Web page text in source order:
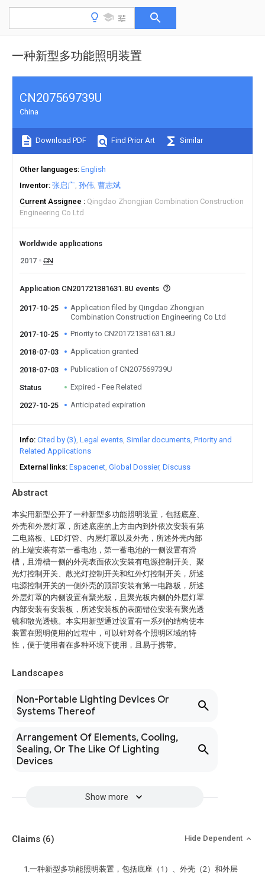
一种新型多功能照明装置
Abstract
本实用新型公开了一种新型多功能照明装置，包括底座、
外壳和外层灯罩，所述底座的上方由内到外依次安装有第
二电路板、LED灯管、内层灯罩以及外壳，所述外壳内部
的上端安装有第一蓄电池，第一蓄电池的一侧设置有滑
槽，且滑槽一侧的外壳表面依次安装有电源控制开关、聚
光灯控制开关、散光灯控制开关和红外灯控制开关，所述
电源控制开关的一侧外壳的顶部安装有第一电路板，所述
外层灯罩的内侧设置有聚光板，且聚光板内侧的外层灯罩
内部安装有安装板，所述安装板的表面错位安装有聚光透
镜和散光透镜。本实用新型通过设置有一系列的结构使本
装置在照明使用的过程中，可以针对各个照明区域的特
性，便于使用者在多种环境下使用，且易于携带。
Landscapes
Non-Portable Lighting Devices Or
Systems Thereof
Arrangement Of Elements, Cooling,
Sealing, Or The Like Of Lighting
Devices
Show more
CN207569739U
China
Download PDF Find Prior Art Similar
Other languages English
Inventor 张启广 孙伟 曹志斌
Current Assignee
Qingdao Zhongjian Combination Construction
Engineering Co Ltd
Worldwide applications
2017
CN
Application CN201721381631.8U events
2017-10-25
Application filed by Qingdao Zhongjian
Combination Construction Engineering Co Ltd
2017-10-25
Priority to CN201721381631.8U
2018-07-03 Application granted
2018-07-03 Publication of CN207569739U
Status Expired - Fee Related
2027-10-25 Anticipated expiration
Info Cited by (3) Legal events Similar documents Priority and
Related Applications
External links Espacenet Global Dossier Discuss
Claims (6) Hide Dependent
1.一种新型多功能照明装置，包括底座（1）、外壳（2）和外层